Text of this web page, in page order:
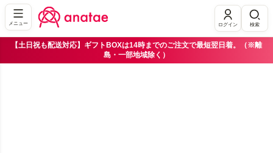
メニュー ログイン 検索
【土日祝も配送対応】ギフトBOXは14時までのご注文で最短翌日着。（※離
島・一部地域除く）